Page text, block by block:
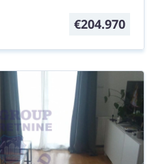
€204.970